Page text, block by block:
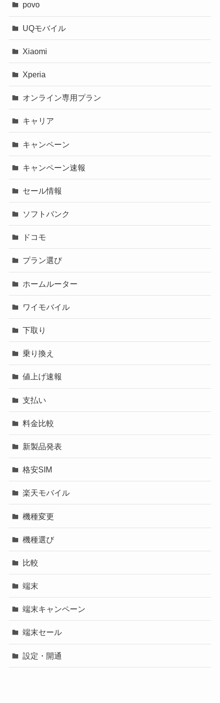
povo
UQモバイル
Xiaomi
Xperia
オンライン専用プラン
キャリア
キャンペーン
キャンペーン速報
セール情報
ソフトバンク
ドコモ
プラン選び
ホームルーター
ワイモバイル
下取り
乗り換え
値上げ速報
支払い
料金比較
新製品発表
格安SIM
楽天モバイル
機種変更
機種選び
比較
端末
端末キャンペーン
端末セール
設定・開通